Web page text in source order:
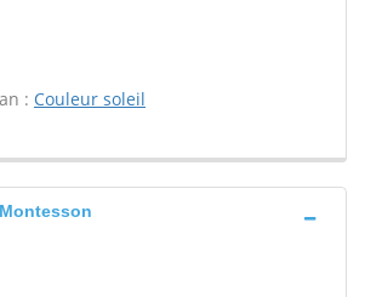
: Couleur soleil